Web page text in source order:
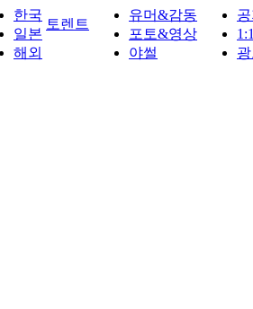
한국
일본
해외
토렌트
유머&감동
포토&영상
야썰